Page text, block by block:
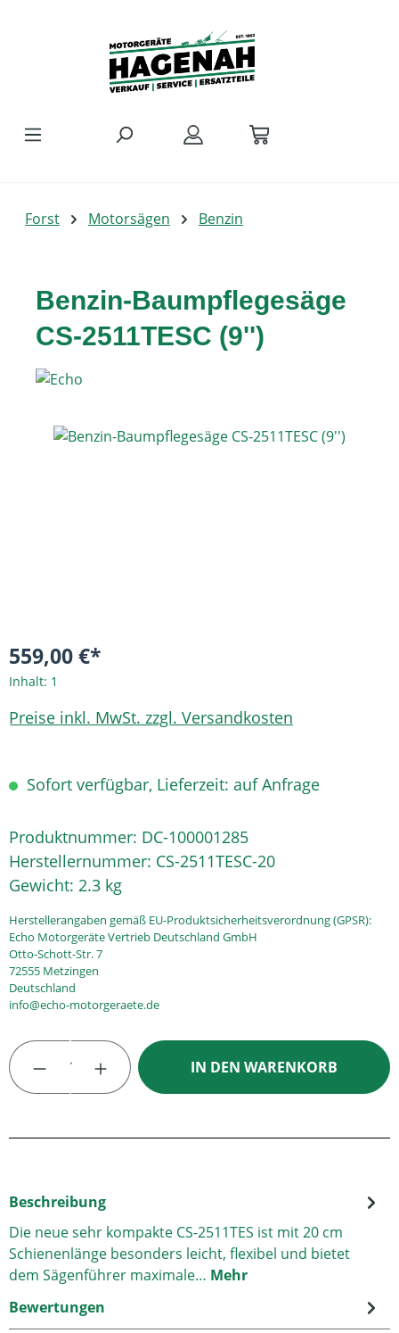
Forst Motorsägen Benzin
Benzin-Baumpflegesäge
CS-2511TESC (9'')
Bildergalerie überspringen
559,00 €*
Inhalt: 1
Preise inkl. MwSt. zzgl. Versandkosten
Sofort verfügbar, Lieferzeit: auf Anfrage
Produktnummer: DC-100001285
Herstellernummer: CS-2511TESC-20
Gewicht: 2.3 kg
Herstellerangaben gemäß EU-Produktsicherheitsverordnung (GPSR):
Echo Motorgeräte Vertrieb Deutschland GmbH
Otto-Schott-Str. 7
72555 Metzingen
Deutschland
info@echo-motorgeraete.de
Produkt Anzahl: Gib den gewünschten
IN DEN WARENKORB
Beschreibung
Die neue sehr kompakte CS-2511TES ist mit 20 cm
Schienenlänge besonders leicht, flexibel und bietet
dem Sägenführer maximale… Mehr
Bewertungen